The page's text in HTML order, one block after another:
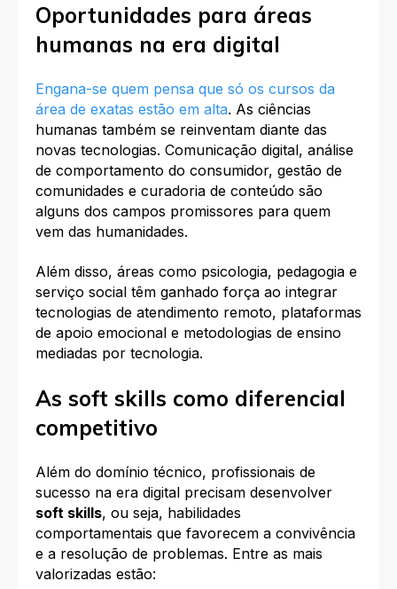
Oportunidades para áreas
humanas na era digital
Engana-se quem pensa que só os cursos da
área de exatas estão em alta. As ciências
humanas também se reinventam diante das
novas tecnologias. Comunicação digital, análise
de comportamento do consumidor, gestão de
comunidades e curadoria de conteúdo são
alguns dos campos promissores para quem
vem das humanidades.
Além disso, áreas como psicologia, pedagogia e
serviço social têm ganhado força ao integrar
tecnologias de atendimento remoto, plataformas
de apoio emocional e metodologias de ensino
mediadas por tecnologia.
As soft skills como diferencial
competitivo
Além do domínio técnico, profissionais de
sucesso na era digital precisam desenvolver
soft skills, ou seja, habilidades
comportamentais que favorecem a convivência
e a resolução de problemas. Entre as mais
valorizadas estão: